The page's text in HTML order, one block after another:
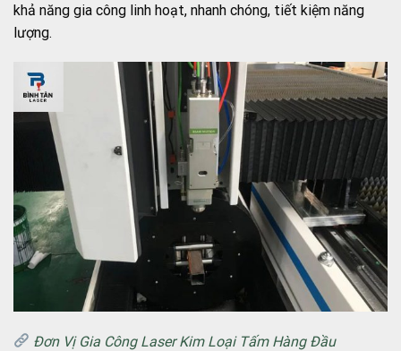
khả năng gia công linh hoạt, nhanh chóng, tiết kiệm năng
lượng.
Đơn Vị Gia Công Laser Kim Loại Tấm Hàng Đầu